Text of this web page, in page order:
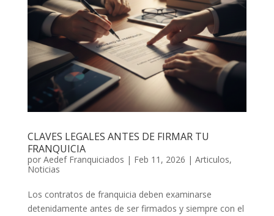
CLAVES LEGALES ANTES DE FIRMAR TU
FRANQUICIA
por Aedef Franquiciados | Feb 11, 2026 | Articulos,
Noticias
Los contratos de franquicia deben examinarse
detenidamente antes de ser firmados y siempre con el